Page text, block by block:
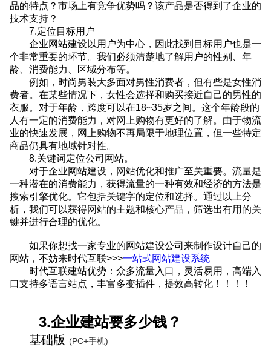
品的特点？市场上有竞争优势吗？该产品是否得到了企业的
技术支持？
7.定位目标用户
企业网站建设以用户为中心，因此找到目标用户也是一
个非常重要的环节。我们必须清楚地了解用户的性别、年
龄、消费能力、区域分布等。
例如，时尚男装大多面对男性消费者，但有些是女性消
费者。在某些情况下，女性会选择和购买接近自己的男性的
衣服。对于年龄，跨度可以在18~35岁之间。这个年龄段的
人有一定的消费能力，对网上购物有更好的了解。由于物流
业的快速发展，网上购物不再局限于地理位置，但一些特定
商品仍具有地域针对性。
8.关键词定位公司网站。
对于企业网站建设，网站优化和推广至关重要。流量是
一种潜在的消费能力，获得流量的一种有效和经济的方法是
搜索引擎优化。它包括关键字的定位和选择。通过以上分
析，我们可以获得网站的主题和核心产品，筛选出有用的关
键并进行合理的优化。
如果你想找一家专业的网站建设公司来制作设计自己的
网站，不妨来时代互联>>>一站式网站建设系统
时代互联建站优势：众多流量入口，灵活易用，高端入
口支持多语言站点，丰富多变插件，提效高转化！！！！
3.企业建站要多少钱？
基础版 (PC+手机)